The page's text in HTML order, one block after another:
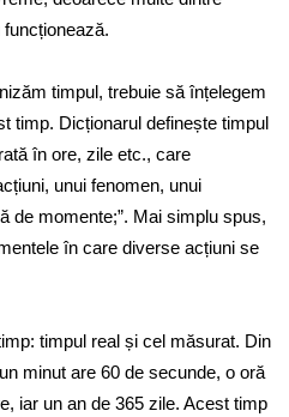
timpul, trebuie să înțelegem
timp. Dicționarul definește timpul
în ore, zile etc., care
unui fenomen, unui
de momente;”. Mai simplu spus,
în care diverse acțiuni se
timpul real și cel măsurat. Din
minut are 60 de secunde, o oră
iar un an de 365 zile. Acest timp